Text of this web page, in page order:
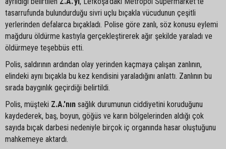
tasarrufunda bulundurduğu sivri uçlu bıçakla vücudunun çeşitli
yerlerinden defalarca bıçakladı. Polise göre zanlı, söz konusu eylemi
mağduru öldürme kastıyla gerçekleştirerek ağır şekilde yaraladı ve
öldürmeye teşebbüs etti.
Polis, saldırının ardından olay yerinden kaçmaya çalışan zanlının,
elindeki aynı bıçakla bu kez kendisini yaraladığını anlattı. Zanlının bu
sırada baygınlık geçirdiği belirtildi.
Polis, müşteki Z.A.'nın sağlık durumunun ciddiyetini koruduğunu
kaydederek, baş, boyun, göğüs ve karın bölgelerinden aldığı çok
sayıda bıçak darbesi nedeniyle birçok iç organında hasar oluştuğunu
mahkemeye aktardı.